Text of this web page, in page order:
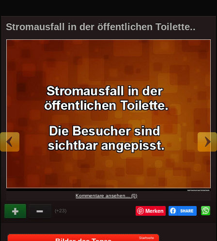
Stromausfall in der öffentlichen Toilette..
Kommentare ansehen... (0)
(+23) Merken
Startseite